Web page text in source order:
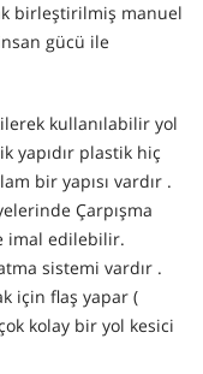
birleştirilmiş manuel
gücü ile
kullanılabilir yol
yapıdır plastik hiç
bir yapısı vardır .
Çarpışma
imal edilebilir.
sistemi vardır .
için flaş yapar (
kolay bir yol kesici